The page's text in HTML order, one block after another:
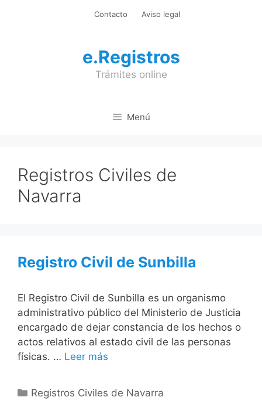
Contacto Aviso legal
e.Registros
Trámites online
Menú
Registros Civiles de
Navarra
Registro Civil de Sunbilla
El Registro Civil de Sunbilla es un organismo
administrativo público del Ministerio de Justicia
encargado de dejar constancia de los hechos o
actos relativos al estado civil de las personas
físicas. … Leer más
Categorías
Registros Civiles de Navarra